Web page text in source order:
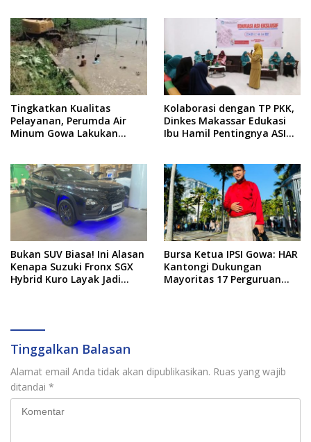
Tingkatkan Kualitas
Pelayanan, Perumda Air
Minum Gowa Lakukan
Kolaborasi dengan TP PKK,
Dinkes Makassar Edukasi
Ibu Hamil Pentingnya ASI
Bukan SUV Biasa! Ini Alasan
Kenapa Suzuki Fronx SGX
Hybrid Kuro Layak Jadi
Bursa Ketua IPSI Gowa: HAR
Kantongi Dukungan
Mayoritas 17 Perguruan
Tinggalkan Balasan
Alamat email Anda tidak akan dipublikasikan. Ruas yang wajib
ditandai *